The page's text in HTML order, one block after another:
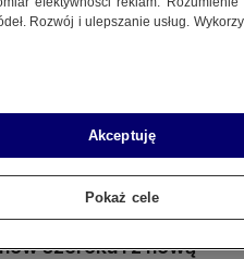
na Modlińską.
na Białołęce
szeroka i z nową
Rozwój i ulepszanie usług.
Akceptuję
Pokaż cele